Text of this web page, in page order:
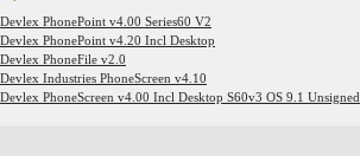
Devlex PhonePoint v4.00 Series60 V2
Devlex PhonePoint v4.20 Incl Desktop
Devlex PhoneFile v2.0
Devlex Industries PhoneScreen v4.10
Devlex PhoneScreen v4.00 Incl Desktop S60v3 OS 9.1 Unsigned